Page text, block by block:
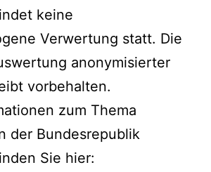
keine
Verwertung statt. Die
anonymisierter
vorbehalten.
zum Thema
der Bundesrepublik
Sie hier: